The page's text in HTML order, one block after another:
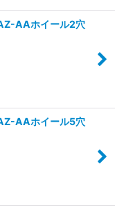
AAホイール2穴
AAホイール5穴